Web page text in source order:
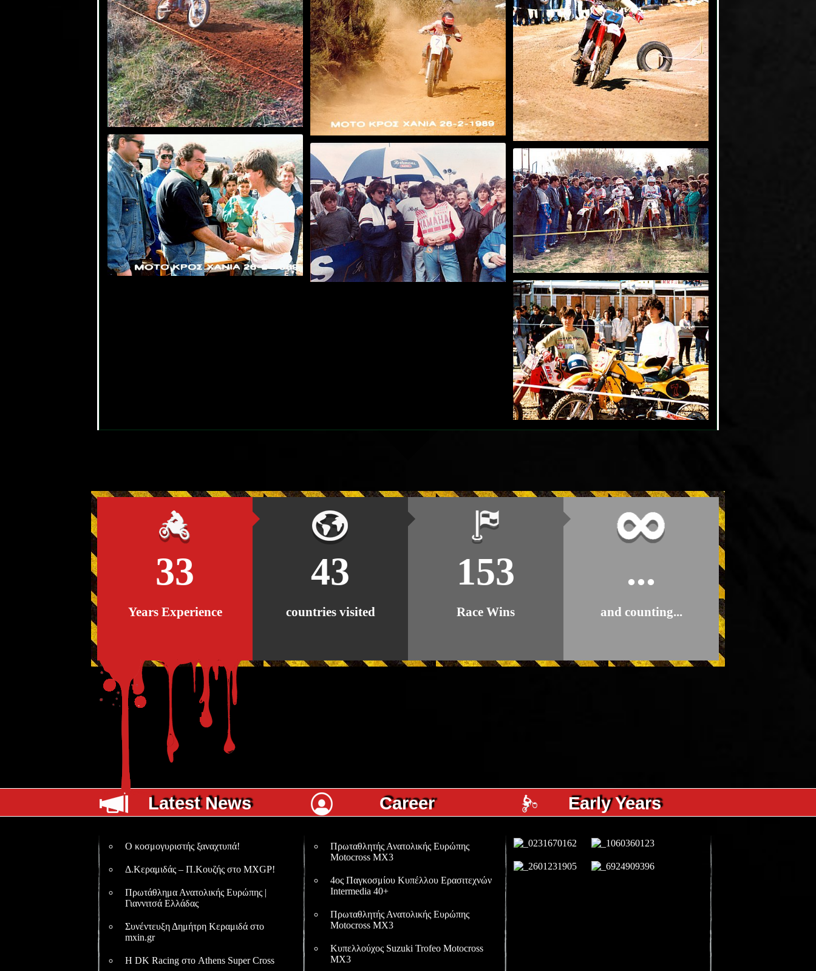
33
Years Experience
43
countries visited
153
Race Wins
...
and counting...
Latest News Career Early Years
O κοσμογυριστής ξαναχτυπά!
Δ.Κεραμιδάς – Π.Κουζής στο MXGP!
Πρωτάθλημα Ανατολικής Ευρώπης |
Γιαννιτσά Ελλάδας
Συνέντευξη Δημήτρη Κεραμιδά στο
mxin.gr
Η DK Racing στο Athens Super Cross
Πρωταθλητής Ανατολικής Ευρώπης
Motocross MX3
4ος Παγκοσμίου Κυπέλλου Ερασιτεχνών
Intermedia 40+
Πρωταθλητής Ανατολικής Ευρώπης
Motocross MX3
Κυπελλούχος Suzuki Trofeo Motocross
MX3